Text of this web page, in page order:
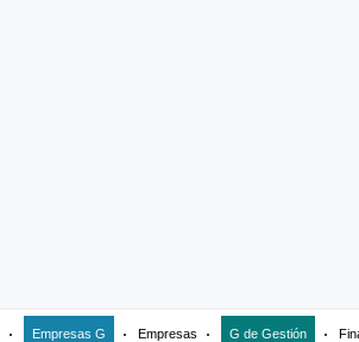
Empresas G Empresas G de Gestión